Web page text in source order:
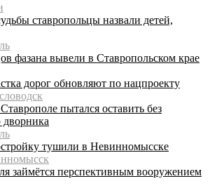
ставропольцы назвали детей,
фазана вывели в Ставропольском крае
дорог обновляют по нацпроекту
пытался оставить без
дворника
тушили в Невинномысске
займётся перспективным вооружением